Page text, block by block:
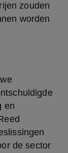
zouden
worden
en
de sector